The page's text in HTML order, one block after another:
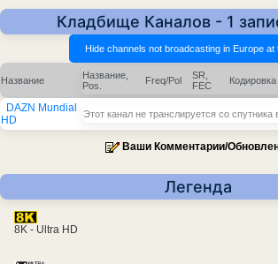
Кладбище Каналов - 1
Название
Название,
Pos.
Freq/Pol
SR,
FEC
Кодировка
DAZN Mundial
HD
Этот канал не транслируется со
Ваши Комментарии/
Легенда
8K - Ultra HD